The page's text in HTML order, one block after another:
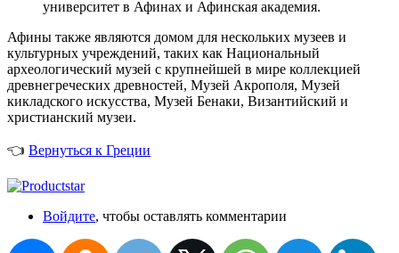
университет в Афинах и Афинская академия.
Афины также являются домом для нескольких музеев и
культурных учреждений, таких как Национальный
археологический музей с крупнейшей в мире коллекцией
древнегреческих древностей, Музей Акрополя, Музей
кикладского искусства, Музей Бенаки, Византийский и
христианский музеи.
👈 Вернуться к Греции
Войдите, чтобы оставлять комментарии